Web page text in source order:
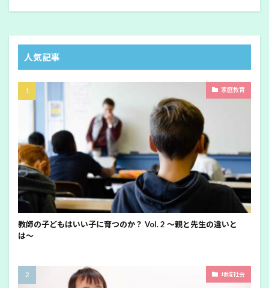
人気記事
家庭教育
教師の子どもはいい子に育つのか？ Vol. 2 〜親と先生の違いと
は〜
地域社会